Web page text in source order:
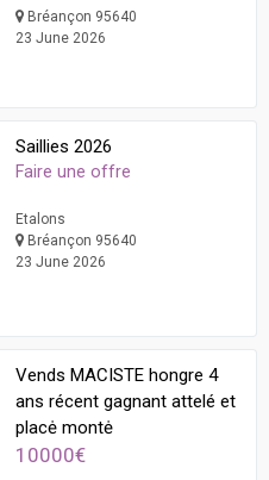
Bréançon 95640
23 June 2026
Saillies 2026
Faire une offre
Etalons
Bréançon 95640
23 June 2026
Vends MACISTE hongre 4
ans récent gagnant attelé et
placė montė
10000€